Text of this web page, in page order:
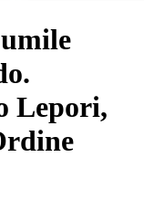
Lepori,